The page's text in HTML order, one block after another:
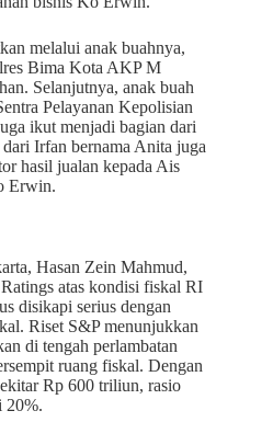
melalui anak buahnya,
Bima Kota AKP M
Selanjutnya, anak buah
Pelayanan Kepolisian
ikut menjadi bagian dari
Irfan bernama Anita juga
hasil jualan kepada Ais
Erwin.
Hasan Zein Mahmud,
atas kondisi fiskal RI
disikapi serius dengan
Riset S&P menunjukkan
di tengah perlambatan
ruang fiskal. Dengan
Rp 600 triliun, rasio
20%.